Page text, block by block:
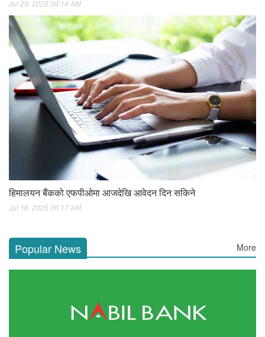
Jul 29, 2025 09:14 AM
हिमालयन बैंकको एफपीओमा आजदेखि आवेदन दिन सकिने
Jul 16, 2025 06:17 AM
Popular News More